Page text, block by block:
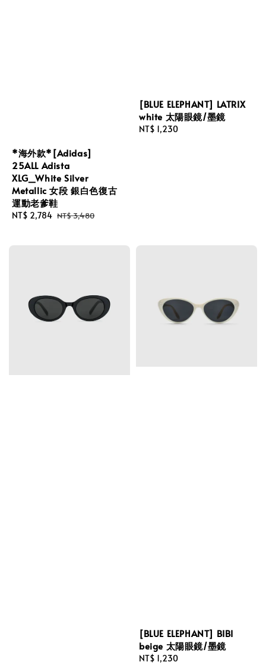
*海外款*[Adidas]
25ALL Adista
XLG_White Silver
Metallic 女段 銀白色復古
運動老爹鞋
Sale
NT$ 2,784 Regular
NT$ 3,480
[BLUE ELEPHANT] LATRIX
white 太陽眼鏡/墨鏡
Regular
NT$ 1,230
[BLUE ELEPHANT] BIBI
beige 太陽眼鏡/墨鏡
Regular
NT$ 1,230